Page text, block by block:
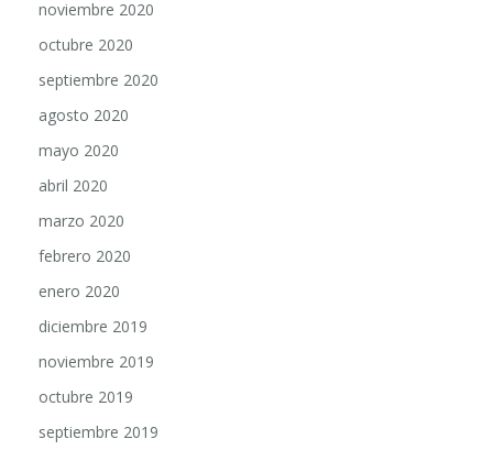
octubre 2020
septiembre 2020
agosto 2020
mayo 2020
abril 2020
marzo 2020
febrero 2020
enero 2020
diciembre 2019
noviembre 2019
octubre 2019
septiembre 2019
agosto 2019